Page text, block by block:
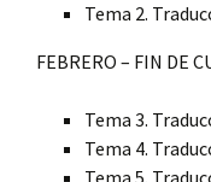
Tema 2.
FEBRERO – FIN DE
Tema 3.
Tema 4.